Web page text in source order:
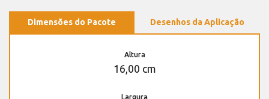
Dimensões do Pacote Desenhos da Aplicação
Altura
16,00 cm
Largura